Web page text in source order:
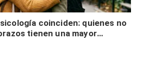
coinciden: quienes no
tienen una mayor
físicos y no es por